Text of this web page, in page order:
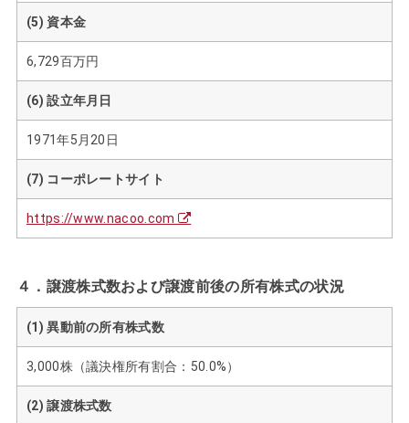
(5) 資本金
6,729百万円
(6) 設立年月日
1971年5月20日
(7) コーポレートサイト
https://www.nacoo.com
４．譲渡株式数および譲渡前後の所有株式の状況
(1) 異動前の所有株式数
3,000株（議決権所有割合：50.0%）
(2) 譲渡株式数